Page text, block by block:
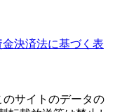
決済法に基づく表
のサイトのデータの